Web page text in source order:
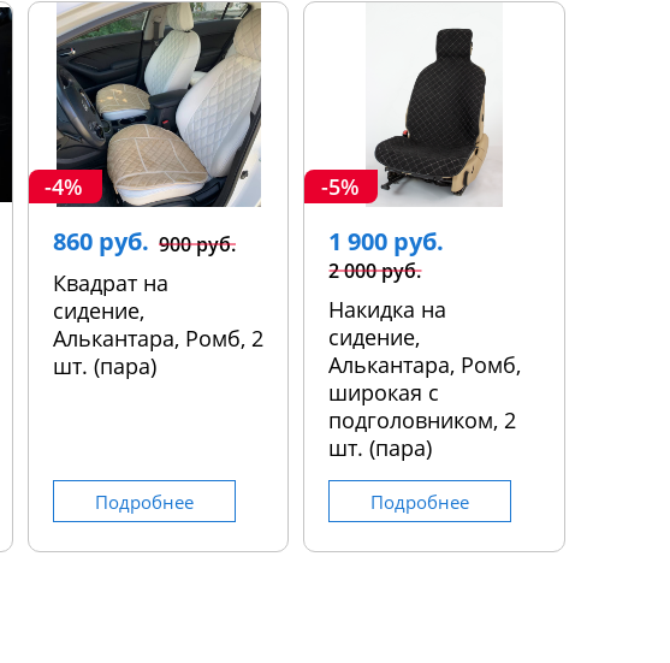
-4%
860 руб. 900 руб.
Квадрат на
сидение,
Алькантара, Ромб, 2
шт. (пара)
Подробнее
-5%
1 900 руб.
2 000 руб.
Накидка на
сидение,
Алькантара, Ромб,
широкая с
подголовником, 2
шт. (пара)
Подробнее